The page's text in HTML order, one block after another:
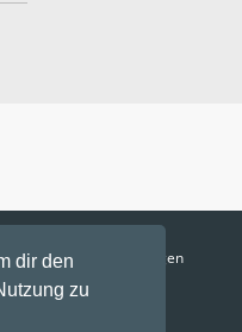
dir den
zu
Nutzungsbedingungen
2026, 09:19